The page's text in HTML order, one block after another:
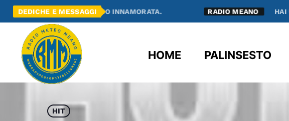
DEDICHE E MESSAGGI
SONO INNAMORATA. RADIO MEANO HAI UN PENSIERO O UN
HOME PALINSESTO
HIT